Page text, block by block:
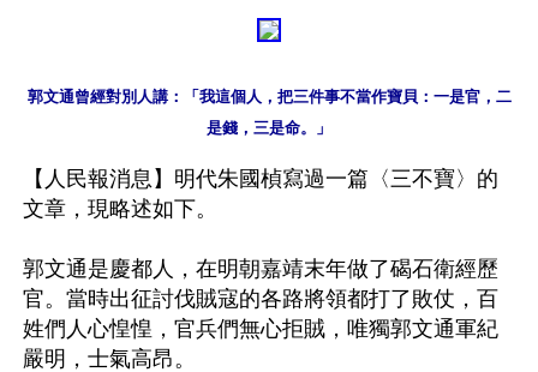
郭文通曾經對別人講：「我這個人，把三件事不當作寶貝：一是官，二
【人民報消息】明代朱國楨寫過一篇〈三不寶〉的
文章，現略述如下。
郭文通是慶都人，在明朝嘉靖末年做了碣石衛經歷
官。當時出征討伐賊寇的各路將領都打了敗仗，百
姓們人心惶惶，官兵們無心拒賊，唯獨郭文通軍紀
嚴明，士氣高昂。